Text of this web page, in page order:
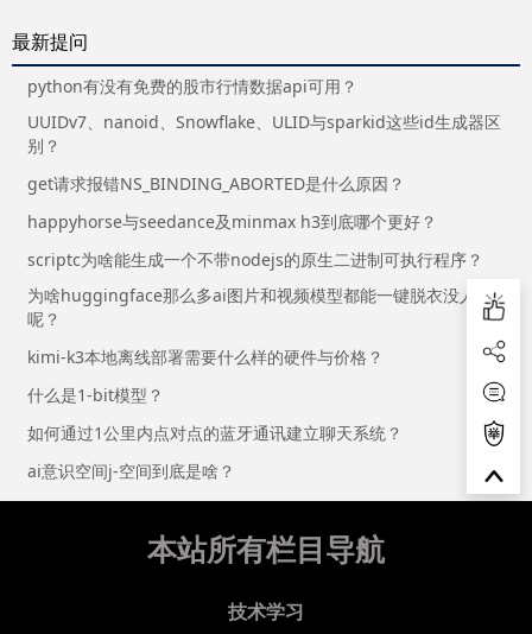
最新提问
python有没有免费的股市行情数据api可用？
UUIDv7、nanoid、Snowflake、ULID与sparkid这些id生成器区
别？
get请求报错NS_BINDING_ABORTED是什么原因？
happyhorse与seedance及minmax h3到底哪个更好？
scriptc为啥能生成一个不带nodejs的原生二进制可执行程序？
为啥huggingface那么多ai图片和视频模型都能一键脱衣没人管
呢？
kimi-k3本地离线部署需要什么样的硬件与价格？
什么是1-bit模型？
如何通过1公里内点对点的蓝牙通讯建立聊天系统？
ai意识空间j-空间到底是啥？
本站所有栏目导航
技术学习